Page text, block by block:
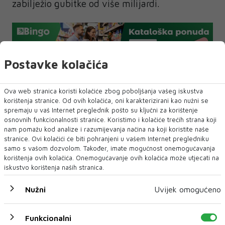
zabilježio gubitke od više milijardi.
NAJNOVIJE NAJČITANIJE
Postavke kolačića
Ova web stranica koristi kolačiće zbog poboljšanja vašeg iskustva
korištenja stranice. Od ovih kolačića, oni karakterizirani kao nužni se
spremaju u vaš Internet preglednik pošto su ključni za korištenje
osnovnih funkcionalnosti stranice. Koristimo i kolačiće trećih strana koji
nam pomažu kod analize i razumijevanja načina na koji koristite naše
stranice. Ovi kolačići će biti pohranjeni u vašem Internet pregledniku
samo s vašom dozvolom. Također, imate mogućnost onemogućavanja
korištenja ovih kolačića. Onemogućavanje ovih kolačića može utjecati na
iskustvo korištenja naših stranica.
Nužni Uvijek omogućeno
Funkcionalni